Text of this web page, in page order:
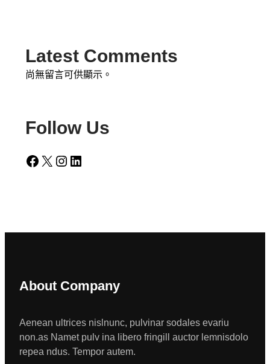
Latest Comments
尚無留言可供顯示。
Follow Us
Facebook X Instagram LinkedIn
About Company
Aenean ultrices nislnunc, pulvinar sodales evariu
non.as Namet pulv ina libero fringill auctor lemnisdolo
repea ndus. Tempor autem.